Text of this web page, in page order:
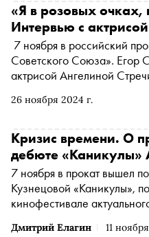
26 ноября 2024 г.
«Я в розовых очках,
Интервью с
7 ноября в российский
Советского Союза». Егор
актрисой Ангелиной
сложностях жизни молодого
Дмитрий Елагин 11
Кризис времени. О
дебюте «Каникулы»
7 ноября в прокат вышел
Кузнецовой «Каникулы»,
кинофестивале
дружбе и о том, как